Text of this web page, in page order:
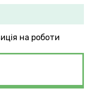
на роботи